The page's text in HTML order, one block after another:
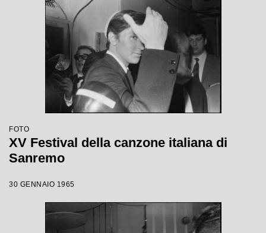
FOTO
XV Festival della canzone italiana di
Sanremo
30 GENNAIO 1965